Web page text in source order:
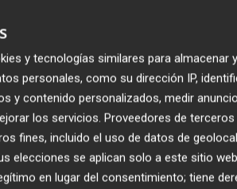
y tecnologías similares para almacenar
personales, como su dirección IP,
y contenido personalizados, medir
los servicios. Proveedores de terceros
fines, incluido el uso de datos de
elecciones se aplican solo a este sitio
en lugar del consentimiento; tiene